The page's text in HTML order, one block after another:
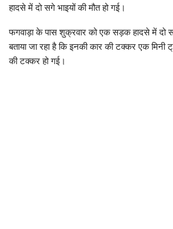
हादसे में दो सगे भाइयों की मौत हो गई।
फगवाड़ा के पास शुक्रवार को एक सड़क हादसे में दो
बताया जा रहा है कि इनकी कार की टक्कर एक
की टक्कर हो गई।